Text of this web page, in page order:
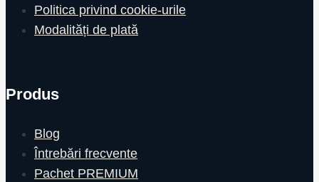
Politica privind cookie-urile
Modalități de plată
Produs
Blog
Întrebări frecvente
Pachet PREMIUM